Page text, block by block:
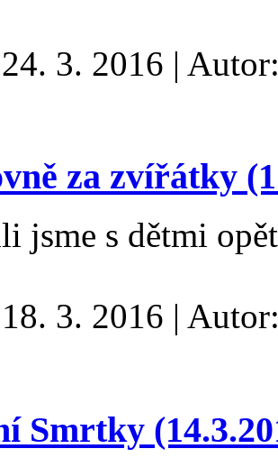
24. 3. 2016 |
za zvířátky
jsme s dětmi
18. 3. 2016 |
Smrtky